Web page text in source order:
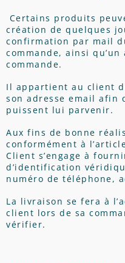
Certains produits
création de quelques
confirmation par mail
commande, ainsi
commande.
Il appartient au client
son adresse email afin
puissent lui parvenir.
Aux fins de bonne
conformément à
Client s’engage à
d’identification
numéro de téléphone,
La livraison se fera à
client lors de sa
vérifier.